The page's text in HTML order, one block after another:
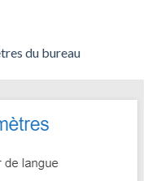
du bureau